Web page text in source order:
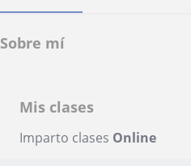
Sobre mí
Mis clases
Imparto clases Online